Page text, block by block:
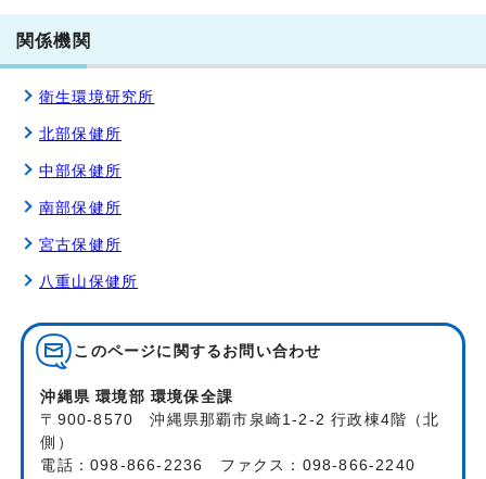
関係機関
衛生環境研究所
北部保健所
中部保健所
南部保健所
宮古保健所
八重山保健所
このページに関する お問い合わせ
沖縄県 環境部 環境保全課
〒900-8570 沖縄県那覇市泉崎1-2-2 行政棟4階（北
側）
電話：098-866-2236 ファクス：098-866-2240